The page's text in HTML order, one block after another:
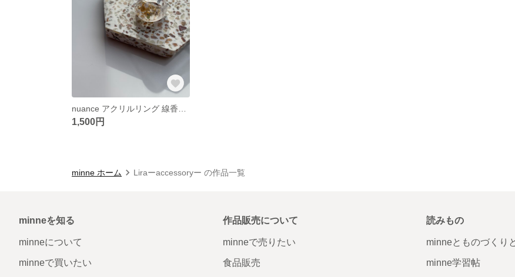
1,500円
minne ホーム Liraーaccessoryー の作品一覧
minneを知る
minneについて
minneで買いたい
作品販売について
minneで売りたい
食品販売
読みもの
minneとものづくり
minne学習帖